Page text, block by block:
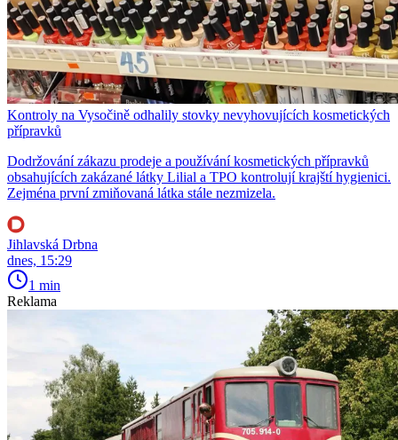
Kontroly na Vysočině odhalily stovky nevyhovujících kosmetických
přípravků
Dodržování zákazu prodeje a používání kosmetických přípravků
obsahujících zakázané látky Lilial a TPO kontrolují krajští hygienici.
Zejména první zmiňovaná látka stále nezmizela.
Jihlavská Drbna
dnes, 15:29
1 min
Reklama